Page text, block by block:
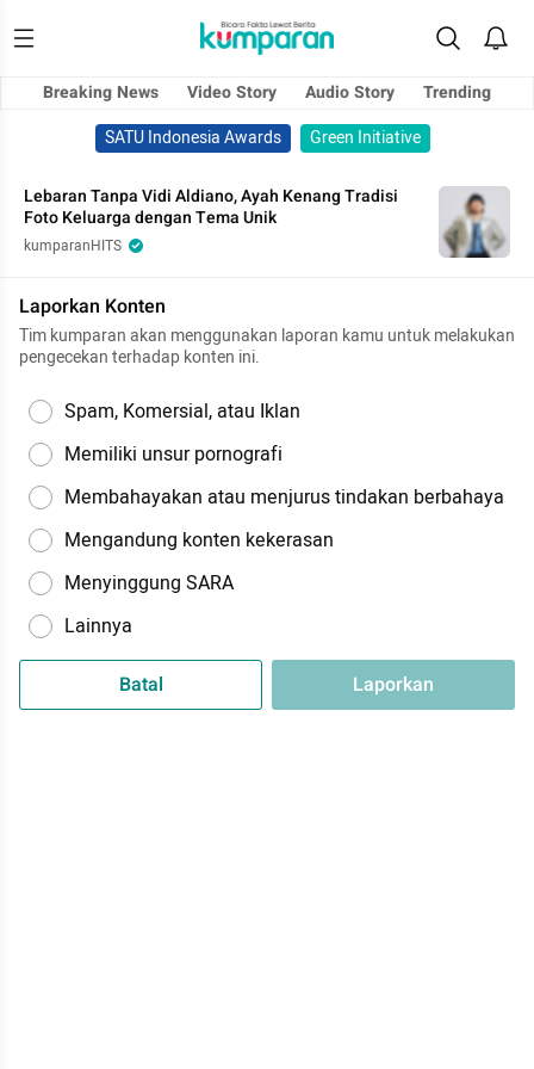
Breaking News Video Story Audio Story
Trending
SATU Indonesia Awards
Green Initiative
Lebaran Tanpa Vidi Aldiano, Ayah Kenang Tradisi
Foto Keluarga dengan Tema Unik
kumparanHITS
Laporkan Konten
Tim kumparan akan menggunakan laporan kamu untuk melakukan
pengecekan terhadap konten ini.
Spam, Komersial, atau Iklan
Memiliki unsur pornografi
Membahayakan atau menjurus tindakan berbahaya
Mengandung konten kekerasan
Menyinggung SARA
Lainnya
Batal Laporkan